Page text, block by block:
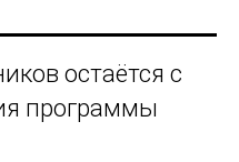
остаётся с
программы